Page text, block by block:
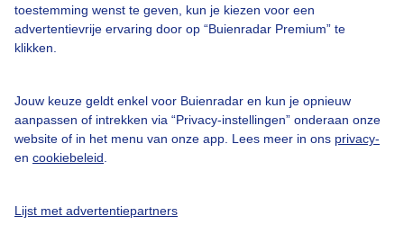
toestemming wenst te geven, kun je kiezen voor een
advertentievrije ervaring door op “Buienradar Premium” te
klikken.
Jouw keuze geldt enkel voor Buienradar en kun je opnieuw
aanpassen of intrekken via “Privacy-instellingen” onderaan onze
website of in het menu van onze app. Lees meer in ons privacy-
en cookiebeleid
Lijst met advertentiepartners
Adverteren
Buienradar Team
Cookie beleid
Privacy instellingen
Gratis weerdata
@BuienradarNL